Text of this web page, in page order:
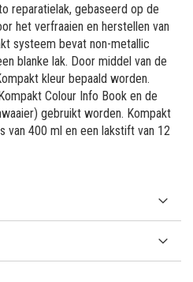
reparatielak, gebaseerd op de
het verfraaien en herstellen van
systeem bevat non-metallic
blanke lak. Door middel van de
kleur bepaald worden.
Colour Info Book en de
gebruikt worden. Kompakt
van 400 ml en een lakstift van 12